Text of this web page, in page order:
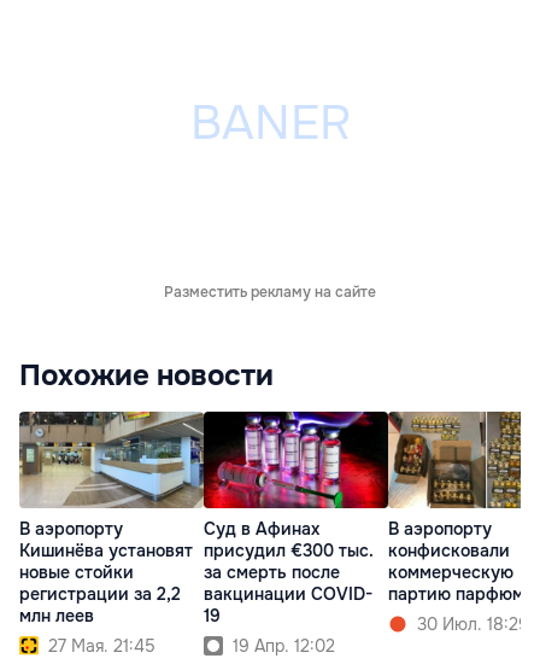
Разместить рекламу на сайте
Похожие новости
В аэропорту
Кишинёва установят
новые стойки
регистрации за 2,2
млн леев
27 Мая. 21:45
Суд в Афинах
присудил €300 тыс.
за смерть после
вакцинации COVID-
19
19 Апр. 12:02
В аэропорту
конфисковали
коммерческую
партию
30 Июл. 18:29